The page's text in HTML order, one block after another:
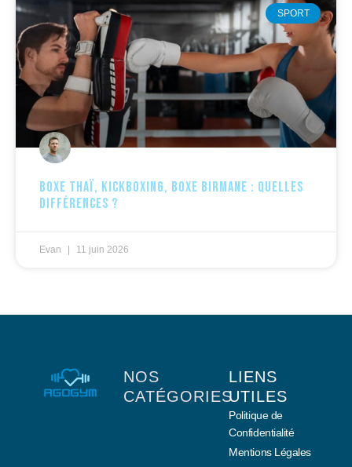
SPORT
Boxe thaï, kickboxing, boxe birmane : quelles
différences ?
Evan 11 juin 2026
NOS
CATÉGORIES
LIENS
UTILES
Politique de
Confidentialité
Mentions Légales